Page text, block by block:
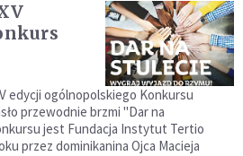
edycji ogólnopolskiego Konkursu
przewodnie brzmi "Dar na
jest Fundacja Instytut Tertio
przez dominikanina Ojca Macieja